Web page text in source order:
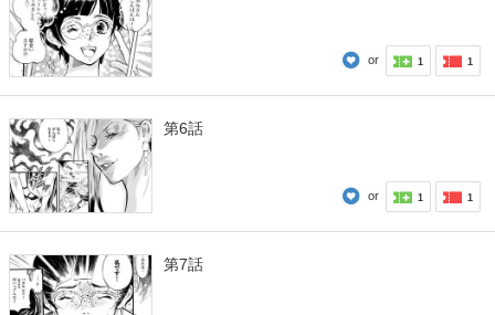
or 1 1
第6話
or 1 1
第7話